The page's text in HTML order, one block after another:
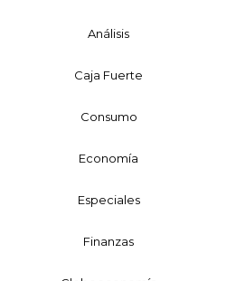
Análisis
Caja Fuerte
Consumo
Economía
Especiales
Finanzas